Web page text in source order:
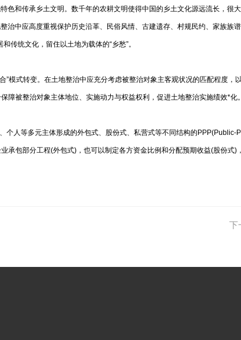
和传承乡土文明。数千年的农耕文明使得中国的乡土文化源远流长，很
中应高度重视保护历史沿革、民俗风情、古建遗存、村规民约、家族族
居和传统文化，留住以土地为载体的“乡愁”。
模式转变。在土地整治中应充分考虑被整治对象主客观状况的匹配程度
分保障被整治对象主体地位、实施动力与权益权利，促进土地整治实施
人等多元主体形成的外包式、股份式、私营式等不同结构的
包部分工程(外包式)，也可以制定各方资金比例和分配预期收益(股份式
下